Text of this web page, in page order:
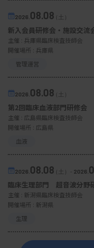
2026. 08.08（土）
新入会員研修会・施設交流
主催 : 兵庫県臨床検査技師会
開催場所 : 兵庫県
管理運営
2026. 08.08（土）
第2回臨床血液部門研修会
主催 : 広島県臨床検査技師会
開催場所 : 広島県
血液
2026. 08.08（土） - 2026.
臨床生理部門 超音波分野
主催 : 新潟県臨床検査技師会
開催場所 : 新潟県
生理